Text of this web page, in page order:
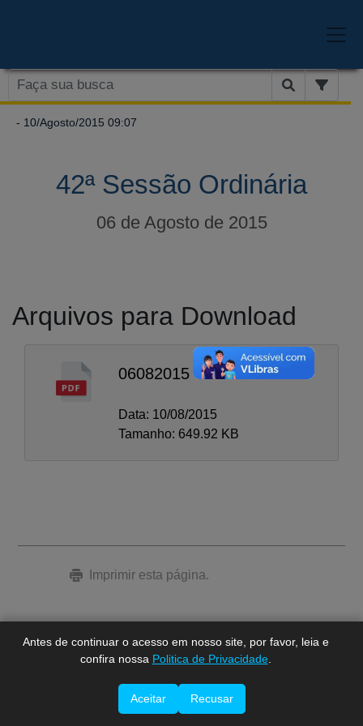
Antes de continuar o acesso em nosso site, por favor, leia e
confira nossa Politica de Privacidade.
Aceitar Recusar
- 10/Agosto/2015 09:07
42ª Sessão Ordinária
06 de Agosto de 2015
Arquivos para Download
06082015
Data: 10/08/2015
Tamanho: 649.92 KB
Imprimir esta página.